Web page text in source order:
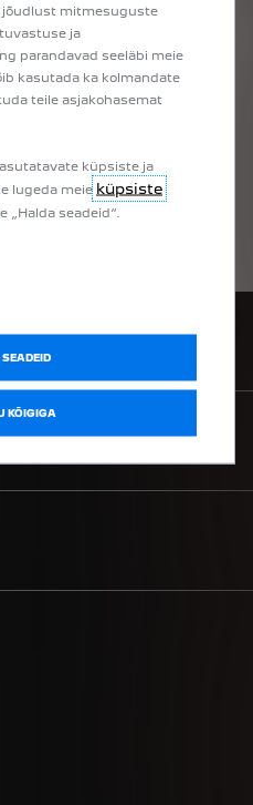
jõudlust mitmesuguste
ja
parandavad seeläbi meie
kasutada ka kolmandate
teile asjakohasemat
küpsiste ja
lugeda meie küpsiste
„Halda seadeid“.
SEADEID
KÕIGIGA